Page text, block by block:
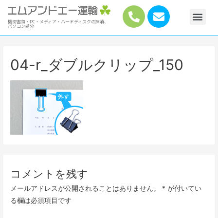
機密書類・PC・メディア・ハードディスクの抹消、
パソコン処分
04-r_ダブルクリップ_150
コメントを残す
メールアドレスが公開されることはありません。 * が付いてい
る欄は必須項目です